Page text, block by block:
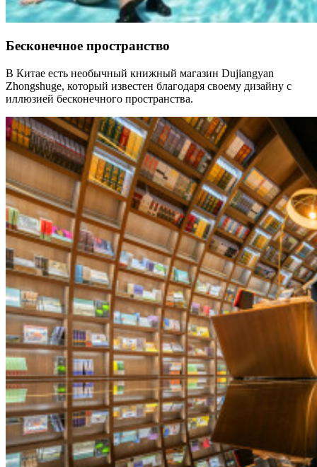
Бесконечное пространство
В Китае есть необычный книжный магазин Dujiangyan
Zhongshuge, который известен благодаря своему дизайну с
иллюзией бесконечного пространства.